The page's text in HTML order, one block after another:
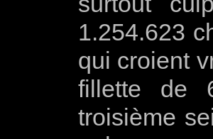
1.254.623
qui croient
fillette de
troisième